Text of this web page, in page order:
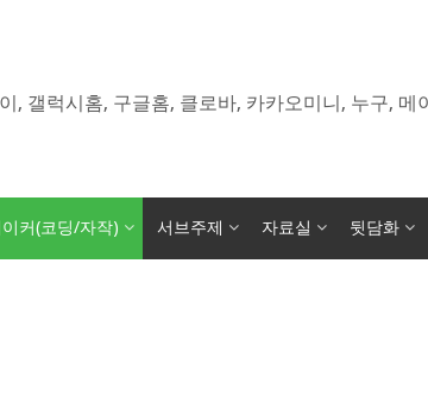
, 갤럭시홈, 구글홈, 클로바, 카카오미니, 누구,
커(코딩/자작) 서브주제 자료실 뒷담화